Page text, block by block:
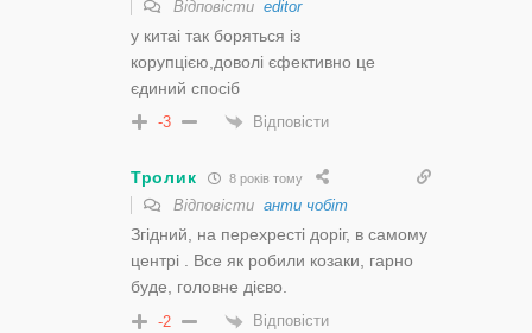
Відповісти editor
у китаі так боряться із
корупцією,доволі єфективно це
єдиний спосіб
-3 Відповісти
Тролик 8 років тому
Відповісти анти чобіт
Згідний, на перехресті доріг, в самому
центрі . Все як робили козаки, гарно
буде, головне дієво.
-2 Відповісти